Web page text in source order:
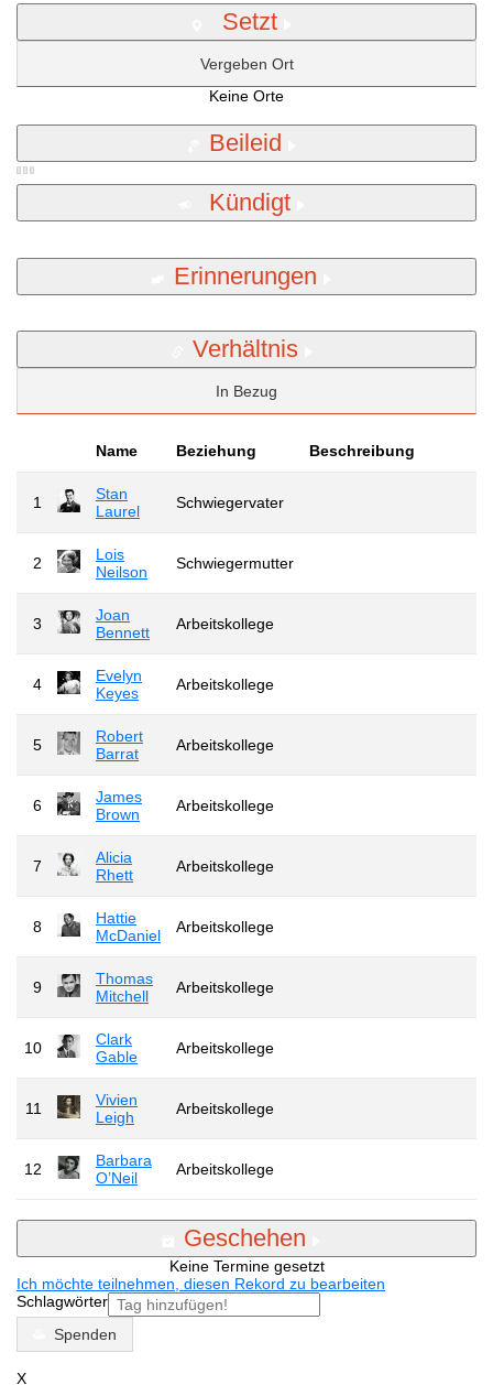
Setzt
Vergeben Ort
Keine Orte
Beileid
Kündigt
Erinnerungen
Verhältnis
In Bezug
Name Beziehung Beschreibung
1
Stan
Laurel
Schwiegervater
2
Lois
Neilson
Schwiegermutter
3
Joan
Bennett
Arbeitskollege
4
Evelyn
Keyes
Arbeitskollege
5
Robert
Barrat
Arbeitskollege
6
James
Brown
Arbeitskollege
7
Alicia
Rhett
Arbeitskollege
8
Hattie
McDaniel
Arbeitskollege
9
Thomas
Mitchell
Arbeitskollege
10
Clark
Gable
Arbeitskollege
11
Vivien
Leigh
Arbeitskollege
12
Barbara
O’Neil
Arbeitskollege
Geschehen
Keine Termine gesetzt
Ich möchte teilnehmen, diesen Rekord zu bearbeiten
Schlagwörter
Spenden
X